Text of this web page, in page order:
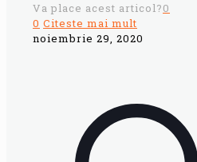
Va place acest articol?0
0 Citeste mai mult
noiembrie 29, 2020